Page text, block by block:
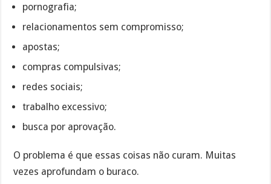
pornografia;
relacionamentos sem compromisso;
apostas;
compras compulsivas;
redes sociais;
trabalho excessivo;
busca por aprovação.
O problema é que essas coisas não curam. Muitas
vezes aprofundam o buraco.